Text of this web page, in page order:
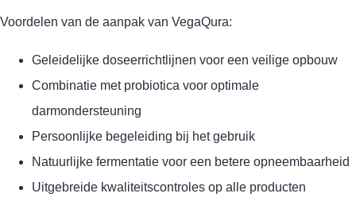
Voordelen van de aanpak van VegaQura:
Geleidelijke doseerrichtlijnen voor een veilige opbouw
Combinatie met probiotica voor optimale
darmondersteuning
Persoonlijke begeleiding bij het gebruik
Natuurlijke fermentatie voor een betere opneembaarheid
Uitgebreide kwaliteitscontroles op alle producten